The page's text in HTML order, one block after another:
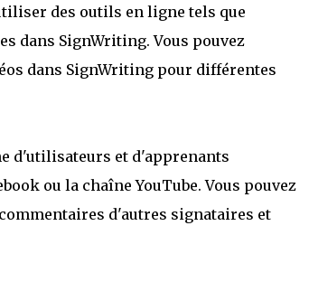
des outils en ligne tels que
dans SignWriting. Vous pouvez
dans SignWriting pour différentes
d'utilisateurs et d'apprenants
ou la chaîne YouTube. Vous pouvez
d'autres signataires et